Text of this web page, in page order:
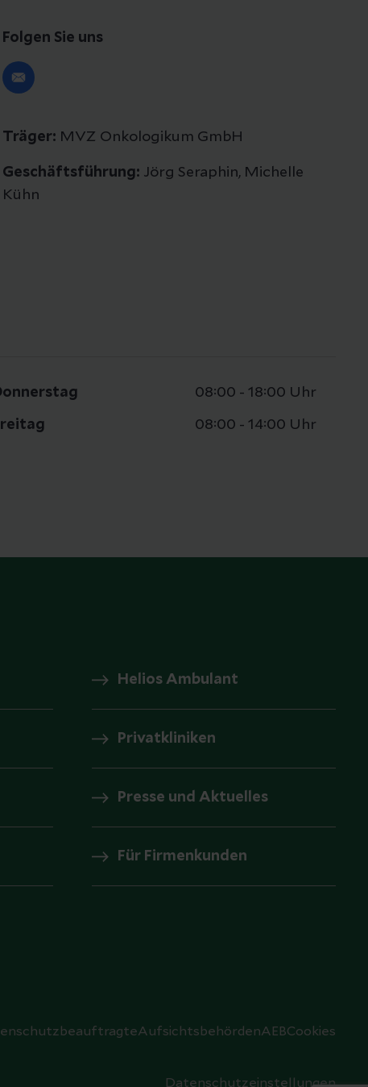
Folgen Sie uns
Träger: MVZ Onkologikum GmbH
Geschäftsführung: Jörg Seraphin, Michelle
Kühn
08:00 - 18:00 Uhr
08:00 - 14:00 Uhr
Helios Ambulant
Privatkliniken
Presse und Aktuelles
Für Firmenkunden
AufsichtsbehördenAEBCookies
Datenschutzeinstellungen